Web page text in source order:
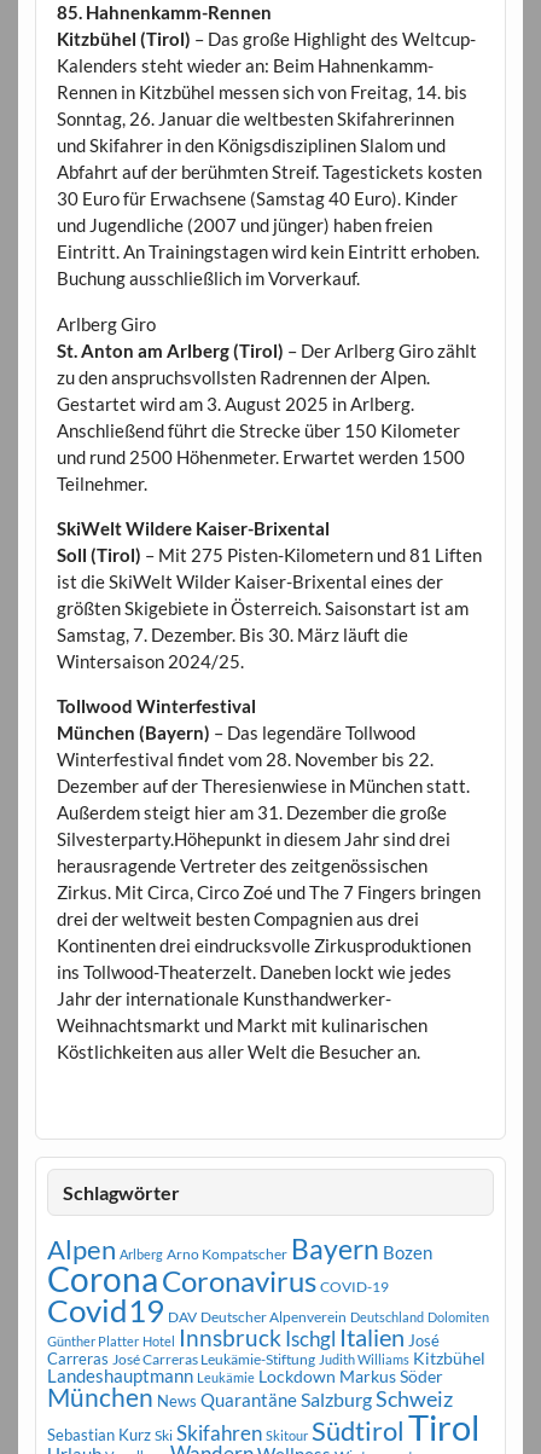
85. Hahnenkamm-Rennen
Kitzbühel (Tirol) – Das große Highlight des Weltcup-
Kalenders steht wieder an: Beim Hahnenkamm-
Rennen in Kitzbühel messen sich von Freitag, 14. bis
Sonntag, 26. Januar die weltbesten Skifahrerinnen
und Skifahrer in den Königsdisziplinen Slalom und
Abfahrt auf der berühmten Streif. Tagestickets kosten
30 Euro für Erwachsene (Samstag 40 Euro). Kinder
und Jugendliche (2007 und jünger) haben freien
Eintritt. An Trainingstagen wird kein Eintritt erhoben.
Buchung ausschließlich im Vorverkauf.
Arlberg Giro
St. Anton am Arlberg (Tirol) – Der Arlberg Giro zählt
zu den anspruchsvollsten Radrennen der Alpen.
Gestartet wird am 3. August 2025 in Arlberg.
Anschließend führt die Strecke über 150 Kilometer
und rund 2500 Höhenmeter. Erwartet werden 1500
Teilnehmer.
SkiWelt Wildere Kaiser-Brixental
Soll (Tirol) – Mit 275 Pisten-Kilometern und 81 Liften
ist die SkiWelt Wilder Kaiser-Brixental eines der
größten Skigebiete in Österreich. Saisonstart ist am
Samstag, 7. Dezember. Bis 30. März läuft die
Wintersaison 2024/25.
Tollwood Winterfestival
München (Bayern) – Das legendäre Tollwood
Winterfestival findet vom 28. November bis 22.
Dezember auf der Theresienwiese in München statt.
Außerdem steigt hier am 31. Dezember die große
Silvesterparty.Höhepunkt in diesem Jahr sind drei
herausragende Vertreter des zeitgenössischen
Zirkus. Mit Circa, Circo Zoé und The 7 Fingers bringen
drei der weltweit besten Compagnien aus drei
Kontinenten drei eindrucksvolle Zirkusproduktionen
ins Tollwood-Theaterzelt. Daneben lockt wie jedes
Jahr der internationale Kunsthandwerker-
Weihnachtsmarkt und Markt mit kulinarischen
Köstlichkeiten aus aller Welt die Besucher an.
Schlagwörter
Alpen Arlberg Arno Kompatscher Bayern Bozen
CoronaCoronavirus COVID-19
Covid19 DAV Deutscher Alpenverein Deutschland Dolomiten
Günther Platter Hotel Innsbruck Ischgl Italien José
Carreras José Carreras Leukämie-Stiftung Judith Williams Kitzbühel
Landeshauptmann Leukämie Lockdown Markus Söder
München News Quarantäne SalzburgSchweiz
Sebastian Kurz Ski Skifahren Skitour SüdtirolTirol